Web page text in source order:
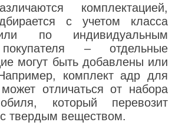
комплектацией,
с учетом класса
по индивидуальным
– отдельные
могут быть добавлены или
комплект адр для
отличаться от набора
который перевозит
твердым веществом.